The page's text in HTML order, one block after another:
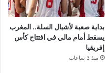
بداية صعبة لأشبال السلة.. المغرب
يسقط أمام مالي في افتتاح كأس
إفريقيا
منذ 3 ساعات